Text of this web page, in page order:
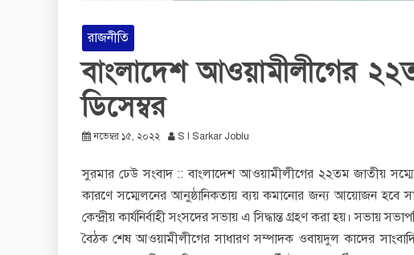
রাজনীতি
বাংলাদেশ আওয়ামীলীগের
ডিসেম্বর
নভেম্বর ১৫, ২০২২ S I Sarkar Joblu
সুরমার ঢেউ সংবাদ :: বাংলাদেশ আওয়ামীলীগের ২২তম জাতীয়
কারণে সম্মেলনের আনুষ্ঠানিকতায় ব্যয় কমানোর জন্য আয়োজন হবে
কেন্দ্রীয় কার্যনির্বাহী সংসদের সভায় এ সিদ্ধান্ত গ্রহণ করা হয়। সভায়
বৈঠক শেষ আওয়ামীলীগের সাধারণ সম্পাদক ওবায়দুল কাদের